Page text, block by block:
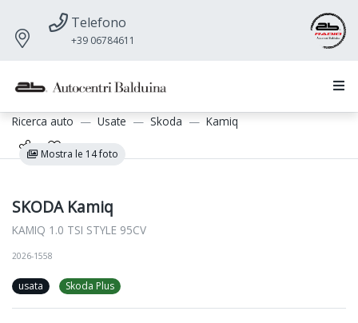
Telefono
+39 06784611
Ricerca auto Usate Skoda Kamiq
Mostra le 14 foto
SKODA Kamiq
KAMIQ 1.0 TSI STYLE 95CV
2026-1558
usata Skoda Plus